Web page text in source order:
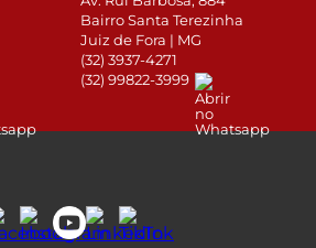
Bairro Santa Terezinha
Juiz de Fora | MG
(32) 3937-4271
(32) 99822-3999